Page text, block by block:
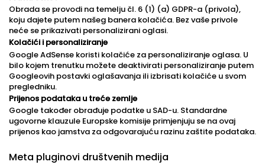
Obrada se provodi na temelju čl. 6 (1) (a) GDPR-a (privola),
koju dajete putem našeg banera kolačića. Bez vaše privole
neće se prikazivati personalizirani oglasi.
Kolačići i personaliziranje
Google AdSense koristi kolačiće za personaliziranje oglasa. U
bilo kojem trenutku možete deaktivirati personaliziranje putem
Googleovih postavki oglašavanja ili izbrisati kolačiće u svom
pregledniku.
Prijenos podataka u treće zemlje
Google također obrađuje podatke u SAD-u. Standardne
ugovorne klauzule Europske komisije primjenjuju se na ovaj
prijenos kao jamstva za odgovarajuću razinu zaštite podataka.
Meta pluginovi društvenih medija